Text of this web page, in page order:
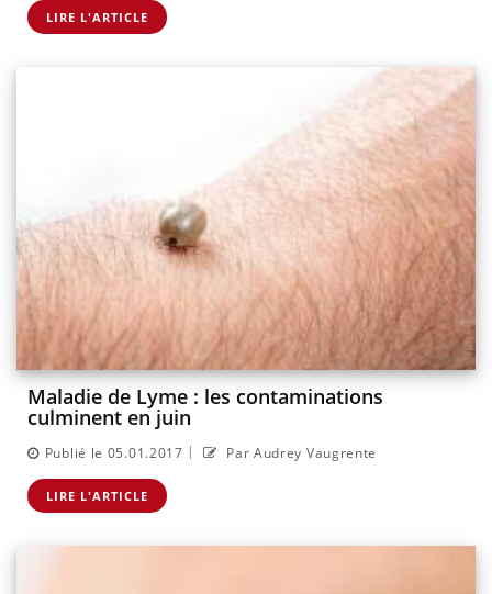
LIRE L'ARTICLE
Maladie de Lyme : les contaminations
culminent en juin
Publié le 05.01.2017 | Par Audrey Vaugrente
LIRE L'ARTICLE